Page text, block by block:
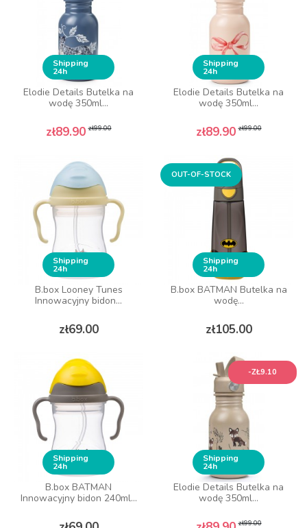
Shipping
24h
Elodie Details Butelka na
wodę 350ml...
zł89.90Regular price
zł99.00
Price
Shipping
24h
Elodie Details Butelka na
wodę 350ml...
zł89.90Regular price
zł99.00
Price
Shipping
24h
B.box Looney Tunes
Innowacyjny bidon...
zł69.00
Price
Shipping
24h
B.box BATMAN Butelka na
wodę...
zł105.00
Price
OUT-OF-STOCK
Shipping
24h
B.box BATMAN
Innowacyjny bidon 240ml...
Price
Shipping
24h
Elodie Details Butelka na
wodę 350ml...
Regular price
zł99.00
Price
-ZŁ9.10